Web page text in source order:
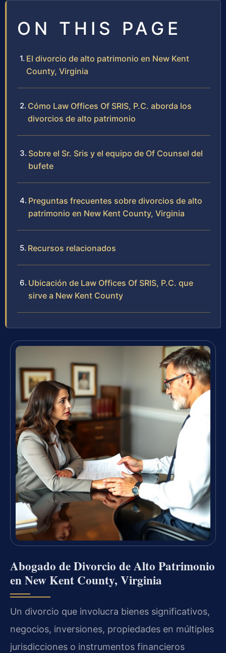
ON THIS PAGE
El divorcio de alto patrimonio en New Kent
County, Virginia
Cómo Law Offices Of SRIS, P.C. aborda los
divorcios de alto patrimonio
Sobre el Sr. Sris y el equipo de Of Counsel del
bufete
Preguntas frecuentes sobre divorcios de alto
patrimonio en New Kent County, Virginia
Recursos relacionados
Ubicación de Law Offices Of SRIS, P.C. que
sirve a New Kent County
Abogado de Divorcio de Alto Patrimonio
en New Kent County, Virginia
Un divorcio que involucra bienes significativos,
negocios, inversiones, propiedades en múltiples
jurisdicciones o instrumentos financieros